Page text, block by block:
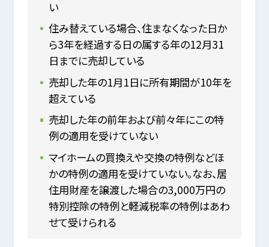
い
住み替えている場合、住まなくなった日か
ら3年を経過する日の属する年の12月31
日までに売却している
売却した年の1月1日に所有期間が10年を
超えている
売却した年の前年および前々年にこの特
例の適用を受けていない
マイホームの買換えや交換の特例などほ
かの特例の適用を受けていない。なお、居
住用財産を譲渡した場合の3,000万円の
特別控除の特例と軽減税率の特例はあわ
せて受けられる